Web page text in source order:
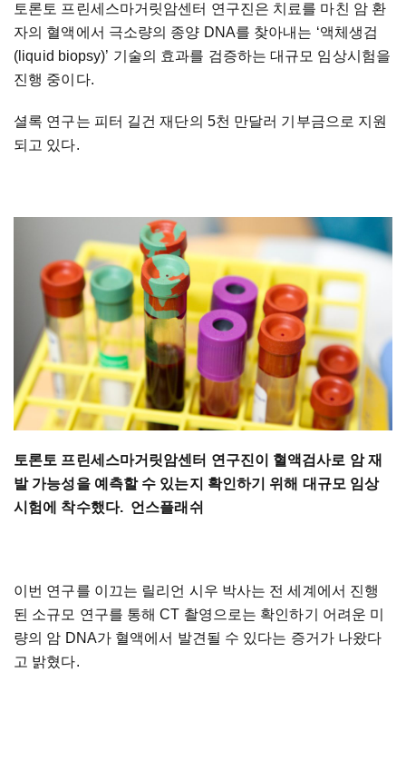
토론토 프린세스마거릿암센터 연구진은 치료를 마친 암 환
자의 혈액에서 극소량의 종양 DNA를 찾아내는 ‘액체생검
(liquid biopsy)’ 기술의 효과를 검증하는 대규모 임상시험을
진행 중이다.
셜록 연구는 피터 길건 재단의 5천 만달러 기부금으로 지원
되고 있다.
토론토 프린세스마거릿암센터 연구진이 혈액검사로 암 재
발 가능성을 예측할 수 있는지 확인하기 위해 대규모 임상
시험에 착수했다. 언스플래쉬
이번 연구를 이끄는 릴리언 시우 박사는 전 세계에서 진행
된 소규모 연구를 통해 CT 촬영으로는 확인하기 어려운 미
량의 암 DNA가 혈액에서 발견될 수 있다는 증거가 나왔다
고 밝혔다.